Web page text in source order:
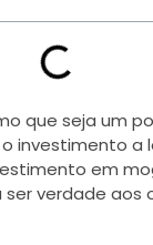
que seja um
investimento a
em
verdade aos